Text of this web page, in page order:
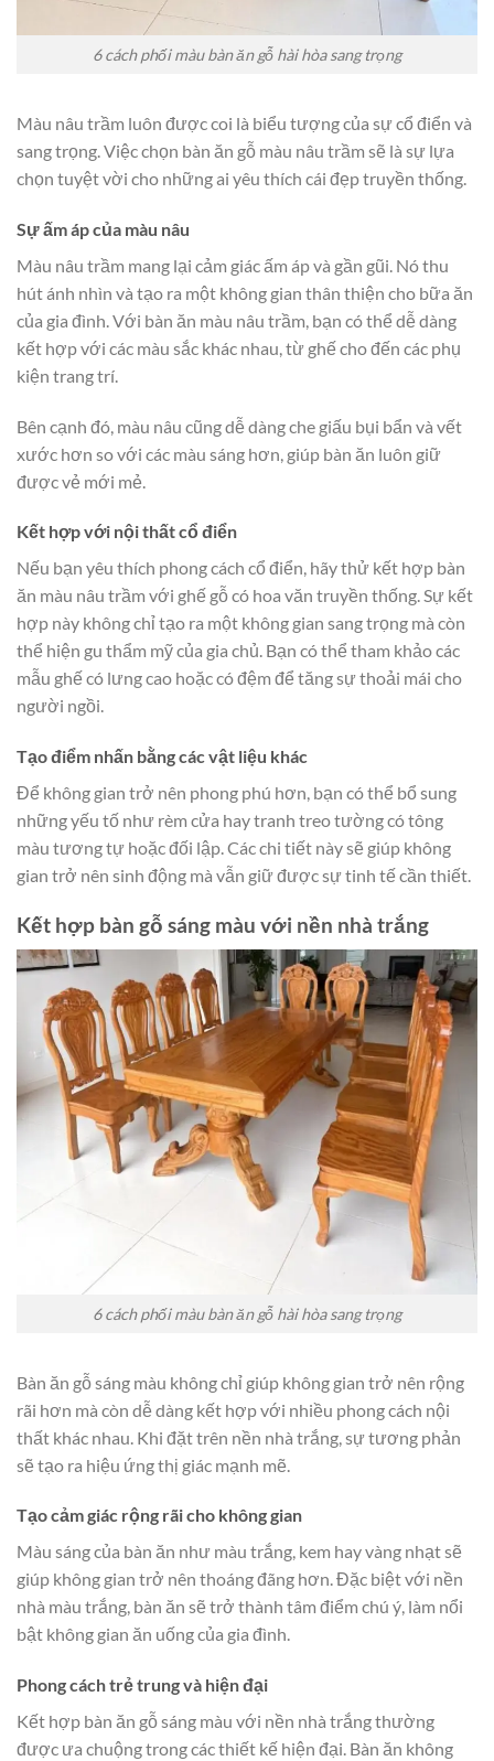
6 cách phối màu bàn ăn gỗ hài hòa sang trọng
Màu nâu trầm luôn được coi là biểu tượng của sự cổ điển và
sang trọng. Việc chọn bàn ăn gỗ màu nâu trầm sẽ là sự lựa
chọn tuyệt vời cho những ai yêu thích cái đẹp truyền thống.
Sự ấm áp của màu nâu
Màu nâu trầm mang lại cảm giác ấm áp và gần gũi. Nó thu
hút ánh nhìn và tạo ra một không gian thân thiện cho bữa ăn
của gia đình. Với bàn ăn màu nâu trầm, bạn có thể dễ dàng
kết hợp với các màu sắc khác nhau, từ ghế cho đến các phụ
kiện trang trí.
Bên cạnh đó, màu nâu cũng dễ dàng che giấu bụi bẩn và vết
xước hơn so với các màu sáng hơn, giúp bàn ăn luôn giữ
được vẻ mới mẻ.
Kết hợp với nội thất cổ điển
Nếu bạn yêu thích phong cách cổ điển, hãy thử kết hợp bàn
ăn màu nâu trầm với ghế gỗ có hoa văn truyền thống. Sự kết
hợp này không chỉ tạo ra một không gian sang trọng mà còn
thể hiện gu thẩm mỹ của gia chủ. Bạn có thể tham khảo các
mẫu ghế có lưng cao hoặc có đệm để tăng sự thoải mái cho
người ngồi.
Tạo điểm nhấn bằng các vật liệu khác
Để không gian trở nên phong phú hơn, bạn có thể bổ sung
những yếu tố như rèm cửa hay tranh treo tường có tông
màu tương tự hoặc đối lập. Các chi tiết này sẽ giúp không
gian trở nên sinh động mà vẫn giữ được sự tinh tế cần thiết.
Kết hợp bàn gỗ sáng màu với nền nhà trắng
6 cách phối màu bàn ăn gỗ hài hòa sang trọng
Bàn ăn gỗ sáng màu không chỉ giúp không gian trở nên rộng
rãi hơn mà còn dễ dàng kết hợp với nhiều phong cách nội
thất khác nhau. Khi đặt trên nền nhà trắng, sự tương phản
sẽ tạo ra hiệu ứng thị giác mạnh mẽ.
Tạo cảm giác rộng rãi cho không gian
Màu sáng của bàn ăn như màu trắng, kem hay vàng nhạt sẽ
giúp không gian trở nên thoáng đãng hơn. Đặc biệt với nền
nhà màu trắng, bàn ăn sẽ trở thành tâm điểm chú ý, làm nổi
bật không gian ăn uống của gia đình.
Phong cách trẻ trung và hiện đại
Kết hợp bàn ăn gỗ sáng màu với nền nhà trắng thường
được ưa chuộng trong các thiết kế hiện đại. Bàn ăn không